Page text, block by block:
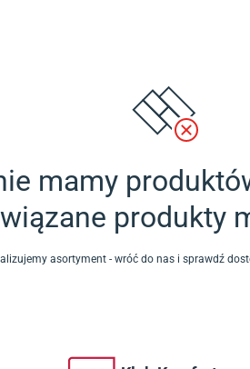
mamy
produkty
asortyment - wróć do nas i sprawdź